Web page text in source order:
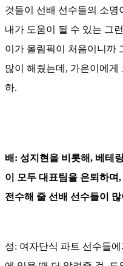
것들이 선배 선수들의 소명
내가 도움이 될 수 있는 그
이가 올림픽이 처음이니까
많이 해줬는데, 가은이에
하.
배: 성지현을 비롯해, 베테
이 모두 대표팀을 은퇴하
전수해 줄 선배 선수들이
성: 여자단식 파트 선수들